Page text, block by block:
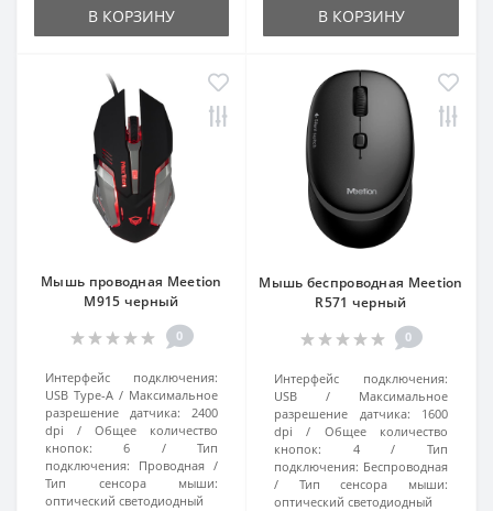
В КОРЗИНУ В КОРЗИНУ
Мышь проводная Meetion
M915 черный
0
Интерфейс подключения:
USB Type-A
Максимальное
разрешение датчика:
2400
dpi
Общее количество
кнопок:
6
Тип
подключения:
Проводная
Тип сенсора мыши:
оптический светодиодный
Мышь беспроводная Meetion
R571 черный
0
Интерфейс подключения:
USB
Максимальное
разрешение датчика:
1600
dpi
Общее количество
кнопок:
4
Тип
подключения: Беспроводная
Тип сенсора мыши:
оптический светодиодный